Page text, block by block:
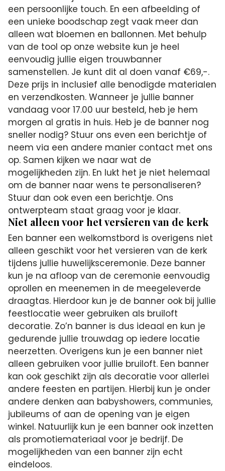
een persoonlijke touch. En een afbeelding of
een unieke boodschap zegt vaak meer dan
alleen wat bloemen en ballonnen. Met behulp
van de tool op onze website kun je heel
eenvoudig jullie eigen trouwbanner
samenstellen. Je kunt dit al doen vanaf €69,-.
Deze prijs in inclusief alle benodigde materialen
en verzendkosten. Wanneer je jullie banner
vandaag voor 17.00 uur besteld, heb je hem
morgen al gratis in huis. Heb je de banner nog
sneller nodig? Stuur ons even een berichtje of
neem via een andere manier contact met ons
op. Samen kijken we naar wat de
mogelijkheden zijn. En lukt het je niet helemaal
om de banner naar wens te personaliseren?
Stuur dan ook even een berichtje. Ons
ontwerpteam staat graag voor je klaar.
Niet alleen voor het versieren van de kerk
Een banner een welkomstbord is overigens niet
alleen geschikt voor het versieren van de kerk
tijdens jullie huwelijksceremonie. Deze banner
kun je na afloop van de ceremonie eenvoudig
oprollen en meenemen in de meegeleverde
draagtas. Hierdoor kun je de banner ook bij jullie
feestlocatie weer gebruiken als bruiloft
decoratie. Zo’n banner is dus ideaal en kun je
gedurende jullie trouwdag op iedere locatie
neerzetten. Overigens kun je een banner niet
alleen gebruiken voor jullie bruiloft. Een banner
kan ook geschikt zijn als decoratie voor allerlei
andere feesten en partijen. Hierbij kun je onder
andere denken aan babyshowers, communies,
jubileums of aan de opening van je eigen
winkel. Natuurlijk kun je een banner ook inzetten
als promotiemateriaal voor je bedrijf. De
mogelijkheden van een banner zijn echt
eindeloos.